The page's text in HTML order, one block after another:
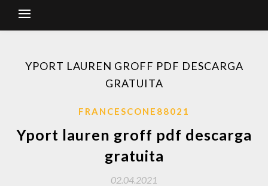
YPORT LAUREN GROFF PDF DESCARGA
GRATUITA
FRANCESCONE88021
Yport lauren groff pdf descarga
gratuita
02.04.2021